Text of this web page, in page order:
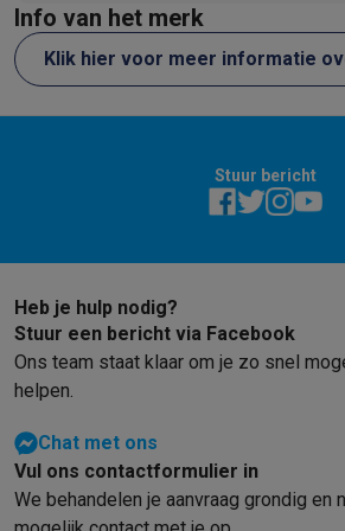
Refurbished smartphonesRefurbished
Huishouden
Wasmachines met ecocheques
Kleine keukentoestellen
Grote keukentoestellen
Vaatwassers met ecocheques
Airco's met ecocheques
TV & audio
TV met ecocheques Bluetooth
Multimedia & telefonie
Smartphones met ecocheques
Transport
Elektrische steps met ecocheques
Eco initiatieven
ImpactEnergie besparenRecycleer je
Info & acties
Info van het merk
Klik hier voor meer informatie
Stuur bericht
Heb je hulp nodig?
Stuur een bericht via Facebook
Ons team staat klaar om je zo snel
helpen.
Chat met ons
Vul ons contactformulier in
We behandelen je aanvraag grondig en